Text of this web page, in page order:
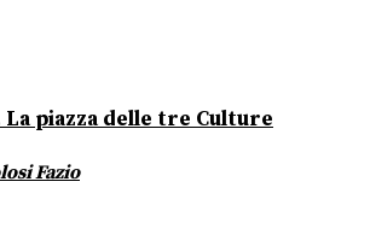
piazza delle tre Culture
Fazio